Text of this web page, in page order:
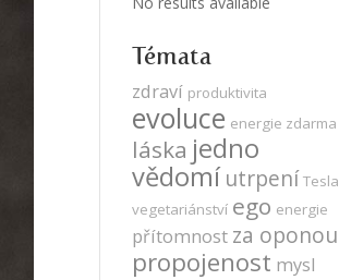
Témata
zdraví produktivita
evoluce energie zdarma
láska jedno
vědomí utrpení Tesla
vegetariánství ego energie
přítomnost za oponou
propojenost mysl